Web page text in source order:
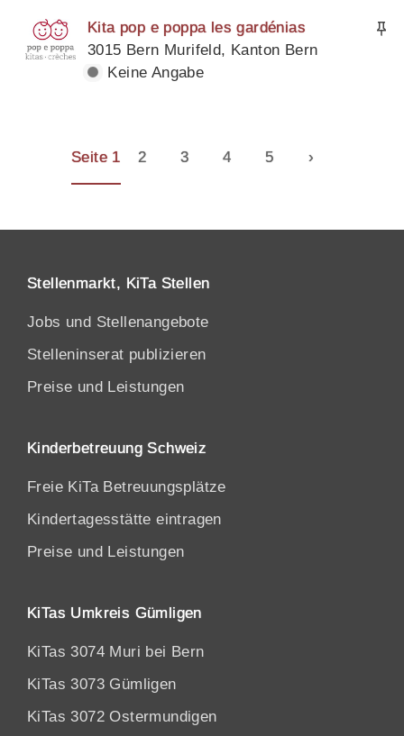
Kita pop e poppa les gardénias
3015 Bern Murifeld, Kanton Bern
Keine Angabe
Seite 1 2 3 4 5 ›
Stellenmarkt, KiTa Stellen
Jobs und Stellenangebote
Stelleninserat publizieren
Preise und Leistungen
Kinderbetreuung Schweiz
Freie KiTa Betreuungsplätze
Kindertagesstätte eintragen
Preise und Leistungen
KiTas Umkreis Gümligen
KiTas 3074 Muri bei Bern
KiTas 3073 Gümligen
KiTas 3072 Ostermundigen